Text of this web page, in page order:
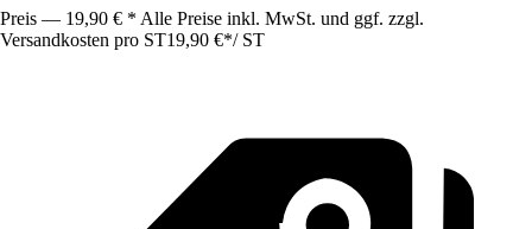
Preis — 19,90 € * Alle Preise inkl. MwSt. und ggf. zzgl.
Versandkosten pro ST19,90 €*/ ST